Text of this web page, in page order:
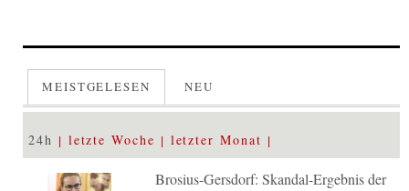
MEISTGELESEN NEU
24h letzte Woche letzter Monat
Brosius-Gersdorf: Skandal-Ergebnis der